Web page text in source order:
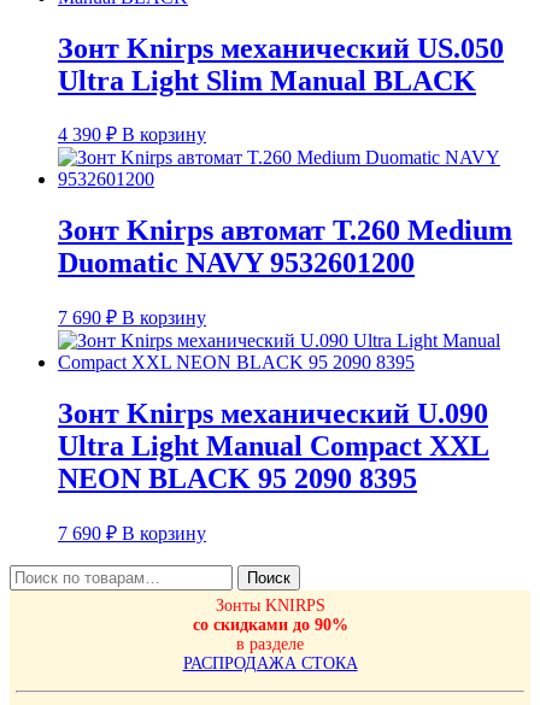
Зонт Knirps механический US.050
Ultra Light Slim Manual BLACK
4 390 ₽ В корзину
Зонт Knirps автомат T.260 Medium
Duomatic NAVY 9532601200
7 690 ₽ В корзину
Зонт Knirps механический U.090
Ultra Light Manual Compact XXL
NEON BLACK 95 2090 8395
7 690 ₽ В корзину
Искать:
Поиск
Зонты KNIRPS
со скидками до 90%
в разделе
РАСПРОДАЖА СТОКА